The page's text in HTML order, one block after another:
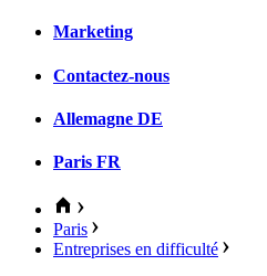
Marketing
Contactez-nous
Allemagne DE
Paris FR
Paris
Entreprises en difficulté